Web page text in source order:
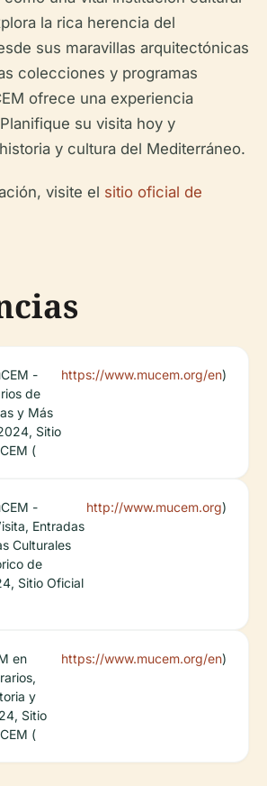
la rica herencia del
sus maravillas arquitectónicas
colecciones y programas
ofrece una experiencia
su visita hoy y
y cultura del Mediterráneo.
visite el sitio oficial de
-
de
y Más
Sitio
(
https://www.mucem.org/en)
-
Entradas
Culturales
de
Sitio Oficial
http://www.mucem.org)
en
y
Sitio
(
https://www.mucem.org/en)